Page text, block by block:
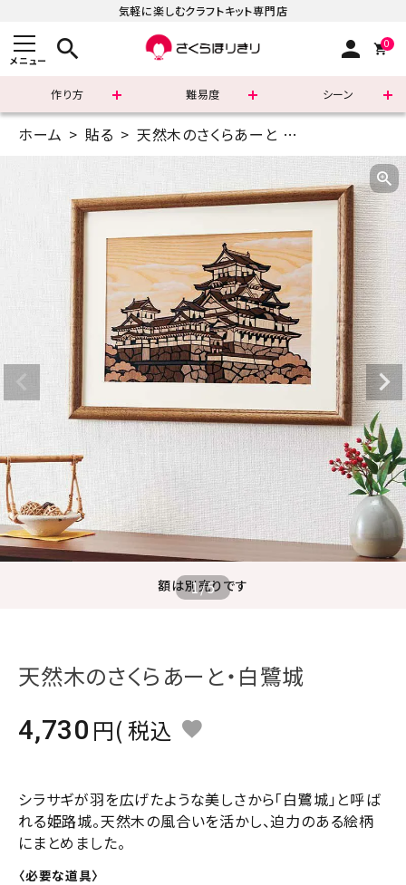
気軽に楽しむクラフトキット専門店
メニュー search person 0
作り方 難易度 シーン
まずはこちら
よくあるご質問
すべての商品
新着商品
診断チャート
ジャンルで選ぶ
レビューを見る
コーポレートサイト
実店舗案内
ようこそ ゲスト 様
ホーム 貼る 天然木のさくらあーと
額は別売りです
1/5
天然木のさくらあーと・白鷺城
4,730
税込
シラサギが羽を広げたような美しさから「白鷺城」と呼ば
れる姫路城。天然木の風合いを活かし、迫力のある絵柄
にまとめました。
〈必要な道具〉